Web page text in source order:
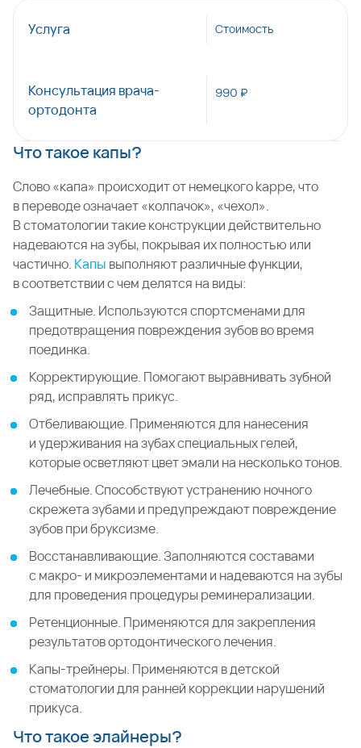
Услуга Стоимость
Консультация врача-
ортодонта
990 ₽
Что такое капы?
Слово «капа» происходит от немецкого kappe, что
в переводе означает «колпачок», «чехол».
В стоматологии такие конструкции действительно
надеваются на зубы, покрывая их полностью или
частично. Капы выполняют различные функции,
в соответствии с чем делятся на виды:
Защитные. Используются спортсменами для
предотвращения повреждения зубов во время
поединка.
Корректирующие. Помогают выравнивать зубной
ряд, исправлять прикус.
Отбеливающие. Применяются для нанесения
и удерживания на зубах специальных гелей,
которые осветляют цвет эмали на несколько тонов.
Лечебные. Способствуют устранению ночного
скрежета зубами и предупреждают повреждение
зубов при бруксизме.
Восстанавливающие. Заполняются составами
с макро- и микроэлементами и надеваются на зубы
для проведения процедуры реминерализации.
Ретенционные. Применяются для закрепления
результатов ортодонтического лечения.
Капы-трейнеры. Применяются в детской
стоматологии для ранней коррекции нарушений
прикуса.
Что такое элайнеры?